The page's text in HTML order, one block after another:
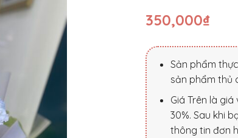
350,000₫
Sản phẩm
sản phẩm thủ
Giá Trên là
30%. Sau khi
thông tin đơn